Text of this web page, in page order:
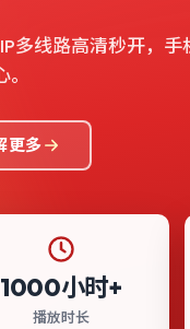
多线路高清秒开，手
更多
1000小时+
播放时长